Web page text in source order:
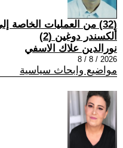
(32) من العمليات
ألكسندر دوغين (2)
نورالدين علاك الاسفي
2026 / 8 / 8
مواضيع وابحاث سياسية